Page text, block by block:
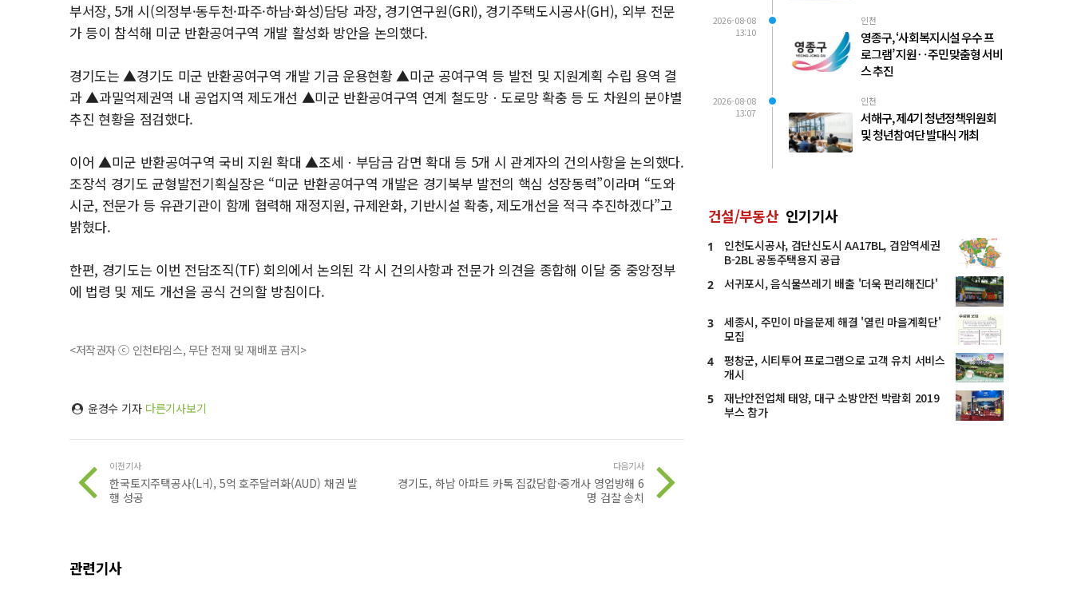
부서장, 5개 시(의정부·동두천·파주·하남·화성)담당 과장, 경기연구원(GRI), 경기주택도시공사(GH), 외부 전문
가 등이 참석해 미군 반환공여구역 개발 활성화 방안을 논의했다.
경기도는 ▲경기도 미군 반환공여구역 개발 기금 운용현황 ▲미군 공여구역 등 발전 및 지원계획 수립 용역 결
과 ▲과밀억제권역 내 공업지역 제도개선 ▲미군 반환공여구역 연계 철도망ㆍ도로망 확충 등 도 차원의 분야별
추진 현황을 점검했다.
이어 ▲미군 반환공여구역 국비 지원 확대 ▲조세ㆍ부담금 감면 확대 등 5개 시 관계자의 건의사항을 논의했다.
조장석 경기도 균형발전기획실장은 “미군 반환공여구역 개발은 경기북부 발전의 핵심 성장동력”이라며 “도와
시군, 전문가 등 유관기관이 함께 협력해 재정지원, 규제완화, 기반시설 확충, 제도개선을 적극 추진하겠다”고
밝혔다.
한편, 경기도는 이번 전담조직(TF) 회의에서 논의된 각 시 건의사항과 전문가 의견을 종합해 이달 중 중앙정부
에 법령 및 제도 개선을 공식 건의할 방침이다.
<저작권자 ⓒ 인천타임스, 무단 전재 및 재배포 금지>
윤경수 기자 다른기사보기
이전기사
한국토지주택공사(LH), 5억 호주달러화(AUD) 채권 발
행 성공
다음기사
경기도, 하남 아파트 카톡 집값담합·중개사 영업방해 6
명 검찰 송치
관련기사
2026-08-08
13:10
인천
영종구, ‘사회복지시설 우수 프
로그램’ 지원‥주민 맞춤형 서비
스 추진
2026-08-08
13:07
인천
서해구, 제4기 청년정책위원회
및 청년참여단 발대식 개최
건설/부동산 인기기사
1
인천도시공사, 검단신도시 AA17BL, 검암역세권
B-2BL 공동주택용지 공급
2 서귀포시, 음식물쓰레기 배출 '더욱 편리해진다'
3
세종시, 주민이 마을문제 해결 '열린 마을계획단'
모집
4
평창군, 시티투어 프로그램으로 고객 유치 서비스
개시
5
재난안전업체 태양, 대구 소방안전 박람회 2019
부스 참가